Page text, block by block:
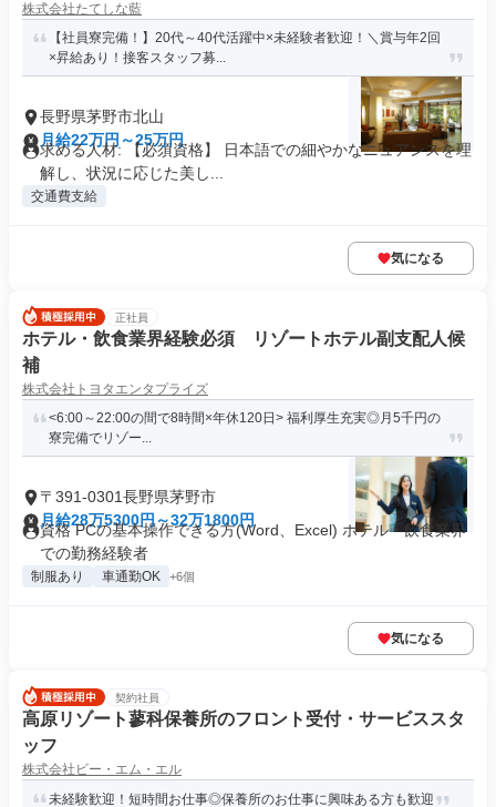
株式会社たてしな藍
【社員寮完備！】20代～40代活躍中×未経験者歓迎！＼賞与年2回
×昇給あり！接客スタッフ募...
長野県茅野市北山
月給22万円～25万円
求める人材: 【必須資格】 日本語での細やかなニュアンスを理
解し、状況に応じた美し...
交通費支給
気になる
正社員
ホテル・飲食業界経験必須 リゾートホテル副支配人候
補
株式会社トヨタエンタプライズ
<6:00～22:00の間で8時間×年休120日> 福利厚生充実◎月5千円の
寮完備でリゾー...
〒391-0301長野県茅野市
月給28万5300円～32万1800円
資格 PCの基本操作できる方(Word、Excel) ホテル・飲食業界
での勤務経験者
制服あり 車通勤OK +6個
気になる
契約社員
高原リゾート蓼科保養所のフロント受付・サービススタ
ッフ
株式会社ビー・エム・エル
未経験歓迎！短時間お仕事◎保養所のお仕事に興味ある方も歓迎